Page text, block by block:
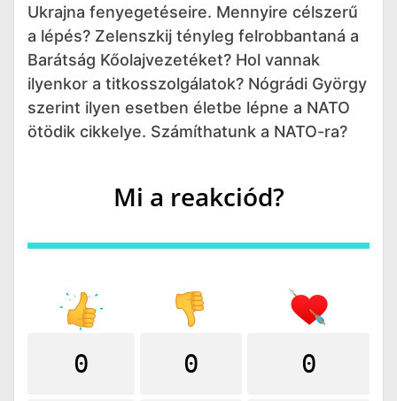
Ukrajna fenyegetéseire. Mennyire célszerű
a lépés? Zelenszkij tényleg felrobbantaná a
Barátság Kőolajvezetéket? Hol vannak
ilyenkor a titkosszolgálatok? Nógrádi György
szerint ilyen esetben életbe lépne a NATO
ötödik cikkelye. Számíthatunk a NATO-ra?
Mi a reakciód?
0 0 0